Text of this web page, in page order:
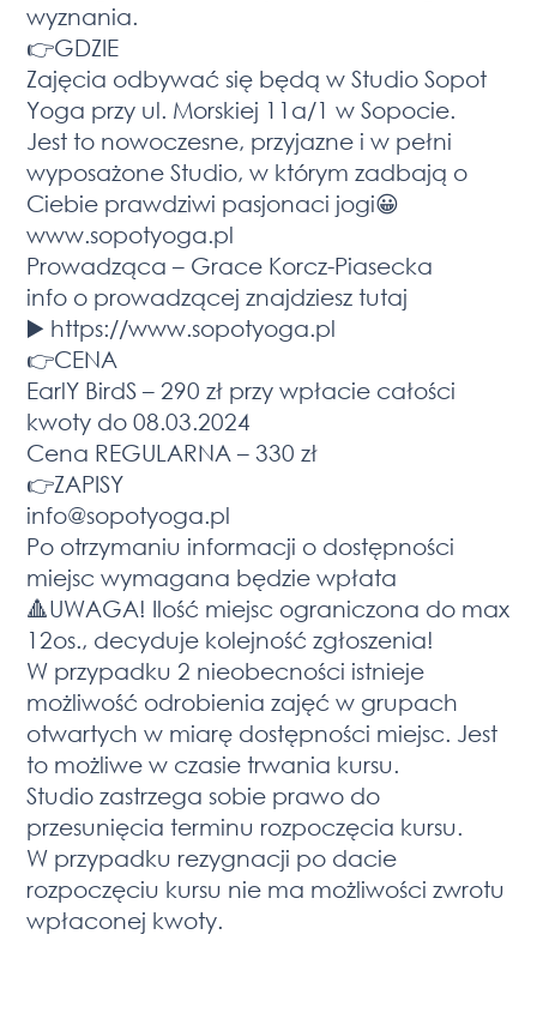
wyznania.
👉GDZIE
Zajęcia odbywać się będą w Studio Sopot
Yoga przy ul. Morskiej 11a/1 w Sopocie.
Jest to nowoczesne, przyjazne i w pełni
wyposażone Studio, w którym zadbają o
Ciebie prawdziwi pasjonaci jogi😀
www.sopotyoga.pl
Prowadząca – Grace Korcz-Piasecka
info o prowadzącej znajdziesz tutaj
▶️ https://www.sopotyoga.pl
👉CENA
EarlY BirdS – 290 zł przy wpłacie całości
kwoty do 08.03.2024
Cena REGULARNA – 330 zł
👉ZAPISY
info@sopotyoga.pl
Po otrzymaniu informacji o dostępności
miejsc wymagana będzie wpłata
🔺UWAGA! Ilość miejsc ograniczona do max
12os., decyduje kolejność zgłoszenia!
W przypadku 2 nieobecności istnieje
możliwość odrobienia zajęć w grupach
otwartych w miarę dostępności miejsc. Jest
to możliwe w czasie trwania kursu.
Studio zastrzega sobie prawo do
przesunięcia terminu rozpoczęcia kursu.
W przypadku rezygnacji po dacie
rozpoczęciu kursu nie ma możliwości zwrotu
wpłaconej kwoty.